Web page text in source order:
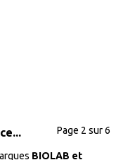
Page 2 sur 6
BIOLAB et